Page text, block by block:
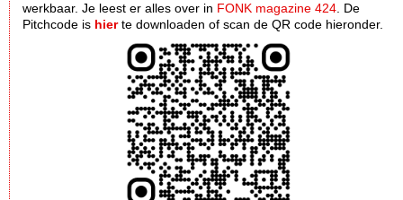
werkbaar. Je leest er alles over in FONK magazine 424 . De
Pitchcode is hierte downloaden of scan de QR code hieronder.